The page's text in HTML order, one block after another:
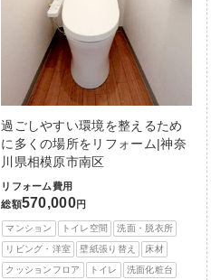
過ごしやすい環境を整えるため
に多くの場所をリフォーム|神奈
川県相模原市南区
リフォーム費用
総額570,000円
マンション トイレ空間 洗面・脱衣所
リビング・洋室 壁紙張り替え 床材
クッションフロア トイレ 洗面化粧台